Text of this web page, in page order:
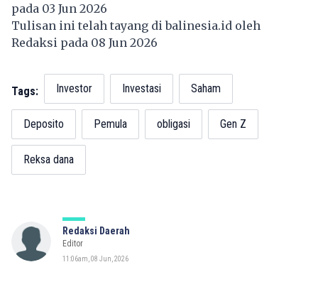
pada 03 Jun 2026
Tulisan ini telah tayang dibalinesia.id oleh
Redaksi pada 08 Jun 2026
Tags: Investor Investasi Saham
Deposito Pemula obligasi Gen Z
Reksa dana
Redaksi Daerah
Editor
11:06am, 08 Jun, 2026